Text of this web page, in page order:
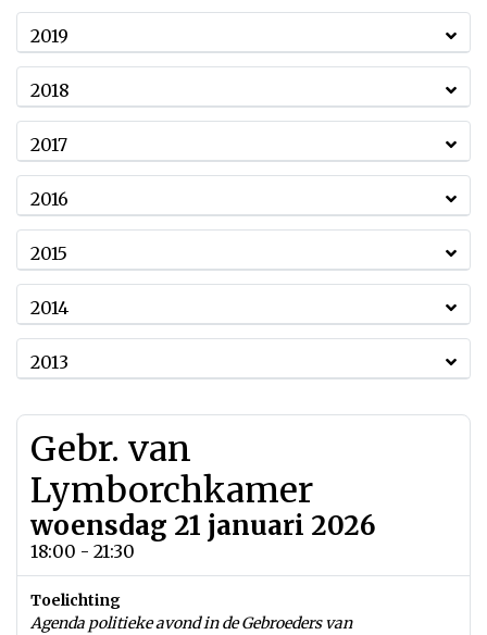
2019
2018
2017
2016
2015
2014
2013
Gebr. van
Lymborchkamer
woensdag 21 januari 2026
18:00 - 21:30
Toelichting
Agenda politieke avond in de Gebroeders van